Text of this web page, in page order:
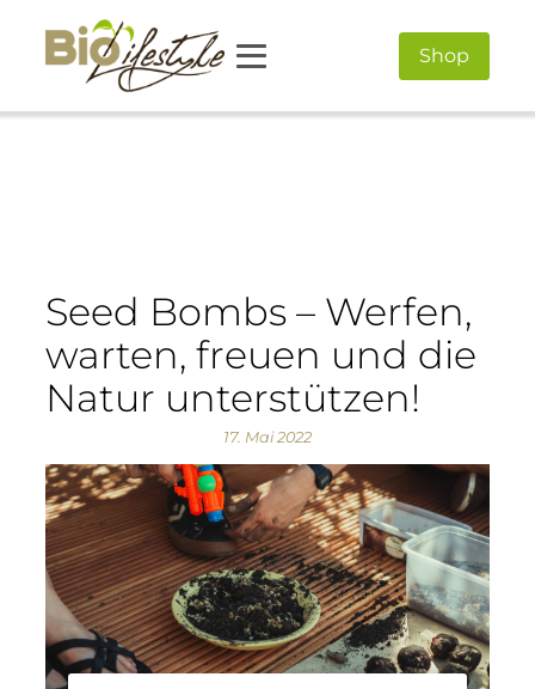
Shop
Seed Bombs – Werfen,
warten, freuen und die
Natur unterstützen!
17. Mai 2022